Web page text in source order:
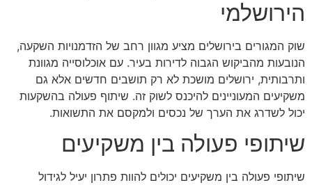
הירושלמי
שוק המגורים בירושלים מציע מגוון רחב של הזדמנויות השקעה,
הנובעות מהביקוש הגבוה לדירות בעיר. עם אוכלוסייה מגוונת
ותרבותית, ירושלים מושכת לא רק תושבים חדשים אלא גם
משקיעים המעוניינים להיכנס לשוק זה. שיתוף פעולה בהשקעות
יכול לשדרג את הערך של נכסים ולמקסם את התשואות.
שיתופי פעולה בין משקיעים
שיתופי פעולה בין משקיעים יכולים להוות פתרון יעיל לגידול